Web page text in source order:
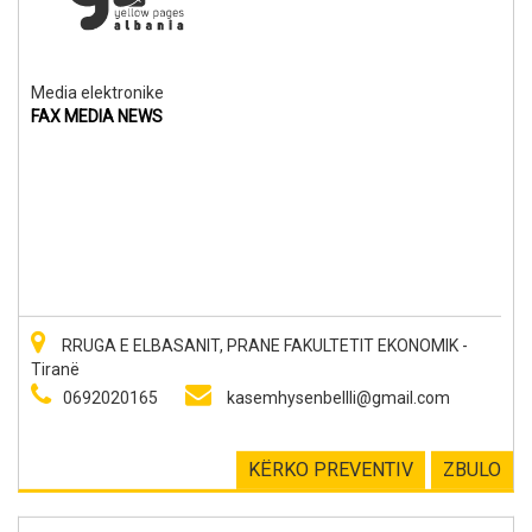
Media elektronike
FAX MEDIA NEWS
RRUGA E ELBASANIT, PRANE FAKULTETIT EKONOMIK -
Tiranë
0692020165
kasemhysenbellli@gmail.com
ZBULO
KËRKO PREVENTIV